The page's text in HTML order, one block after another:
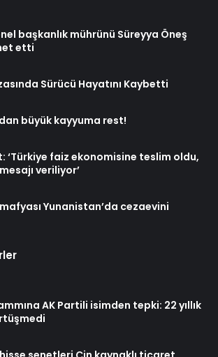
başkanlık mührünü Süreyya Öneş
etti
Sürücü Hayatını Kaybetti
büyük kayyuma rest!
‘Türkiye faiz ekonomisine teslim oldu,
veriliyor’
Yunanistan’da cezaevini
AK Partili isimden tepki: 22 yıllık